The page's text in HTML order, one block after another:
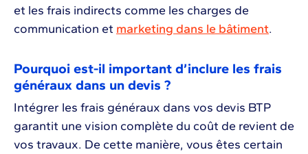
et les frais indirects comme les charges de
communication et marketing dans le bâtiment.
Pourquoi est-il important d’inclure les frais
généraux dans un devis ?
Intégrer les frais généraux dans vos devis BTP
garantit une vision complète du coût de revient de
vos travaux. De cette manière, vous êtes certain